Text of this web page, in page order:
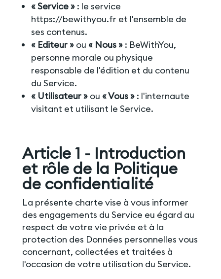
« Service »: le service
https://bewithyou.fr et l'ensemble de
ses contenus.
« Editeur »ou « Nous »: BeWithYou,
personne morale ou physique
responsable de l'édition et du contenu
du Service.
« Utilisateur » ou « Vous »: l'internaute
visitant et utilisant le Service.
Article 1 - Introduction
et rôle de la Politique
de confidentialité
La présente charte vise à vous informer
des engagements du Service eu égard au
respect de votre vie privée et à la
protection des Données personnelles vous
concernant, collectées et traitées à
l'occasion de votre utilisation du Service.